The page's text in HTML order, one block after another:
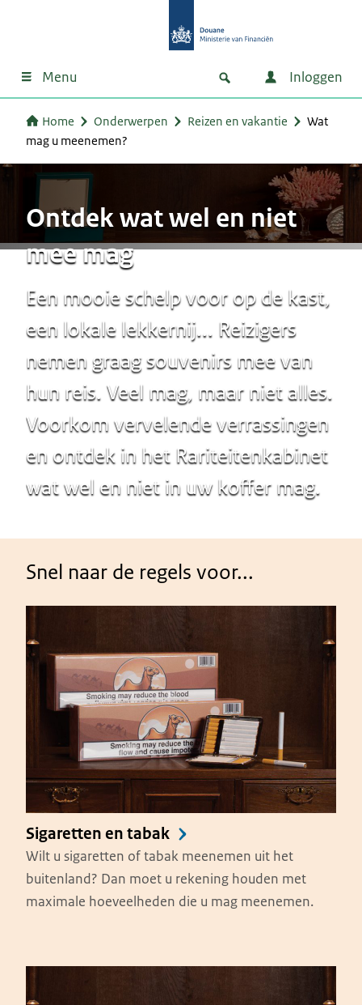
Menu Inloggen
Home Onderwerpen Reizen en vakantie
Wat
mag u meenemen?
Ontdek wat wel en niet
mee mag
Een mooie schelp voor op de kast,
een lokale lekkernij... Reizigers
nemen graag souvenirs mee van
hun reis. Veel mag, maar niet alles.
Voorkom vervelende verrassingen
en ontdek in het Rariteitenkabinet
wat wel en niet in uw koffer mag.
Snel naar de regels voor...
Sigaretten en tabak
Wilt u sigaretten of tabak meenemen uit het
buitenland? Dan moet u rekening houden met
maximale hoeveelheden die u mag meenemen.